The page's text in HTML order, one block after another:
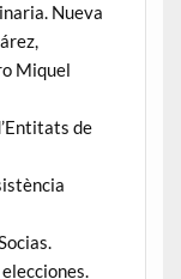
Nueva
Miquel
de